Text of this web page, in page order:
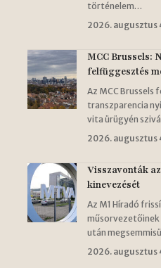
történelem…
2026. augusztus
MCC Brussels:
felfüggesztés
Az MCC Brussels
transzparencia
vita ürügyén
2026. augusztus
Visszavonták
kinevezését
Az M1 Híradó
műsorvezetőinek
után
2026. augusztus